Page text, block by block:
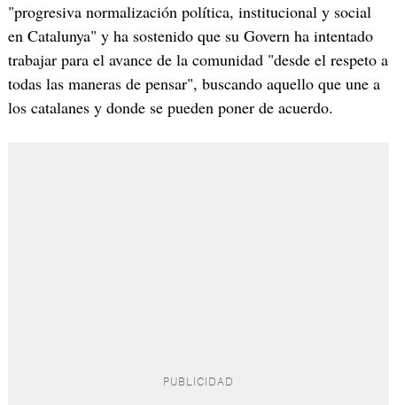
"progresiva normalización política, institucional y social
en Catalunya" y ha sostenido que su Govern ha intentado
trabajar para el avance de la comunidad "desde el respeto a
todas las maneras de pensar", buscando aquello que une a
los catalanes y donde se pueden poner de acuerdo.